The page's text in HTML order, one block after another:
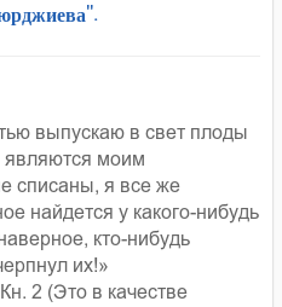
выпускаю в свет плоды
являются моим
списаны, я все же
найдется у какого-нибудь
кто-нибудь
их!»
2 (Это в качестве